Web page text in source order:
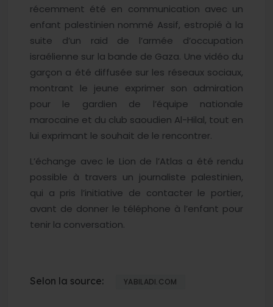
récemment été en communication avec un
enfant palestinien nommé Assif, estropié à la
suite d’un raid de l’armée d’occupation
israélienne sur la bande de Gaza. Une vidéo du
garçon a été diffusée sur les réseaux sociaux,
montrant le jeune exprimer son admiration
pour le gardien de l’équipe nationale
marocaine et du club saoudien Al-Hilal, tout en
lui exprimant le souhait de le rencontrer.
L’échange avec le Lion de l’Atlas a été rendu
possible à travers un journaliste palestinien,
qui a pris l’initiative de contacter le portier,
avant de donner le téléphone à l’enfant pour
tenir la conversation.
Selon la source: YABILADI.COM